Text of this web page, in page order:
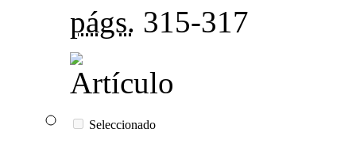
págs. 315-317
Seleccionado